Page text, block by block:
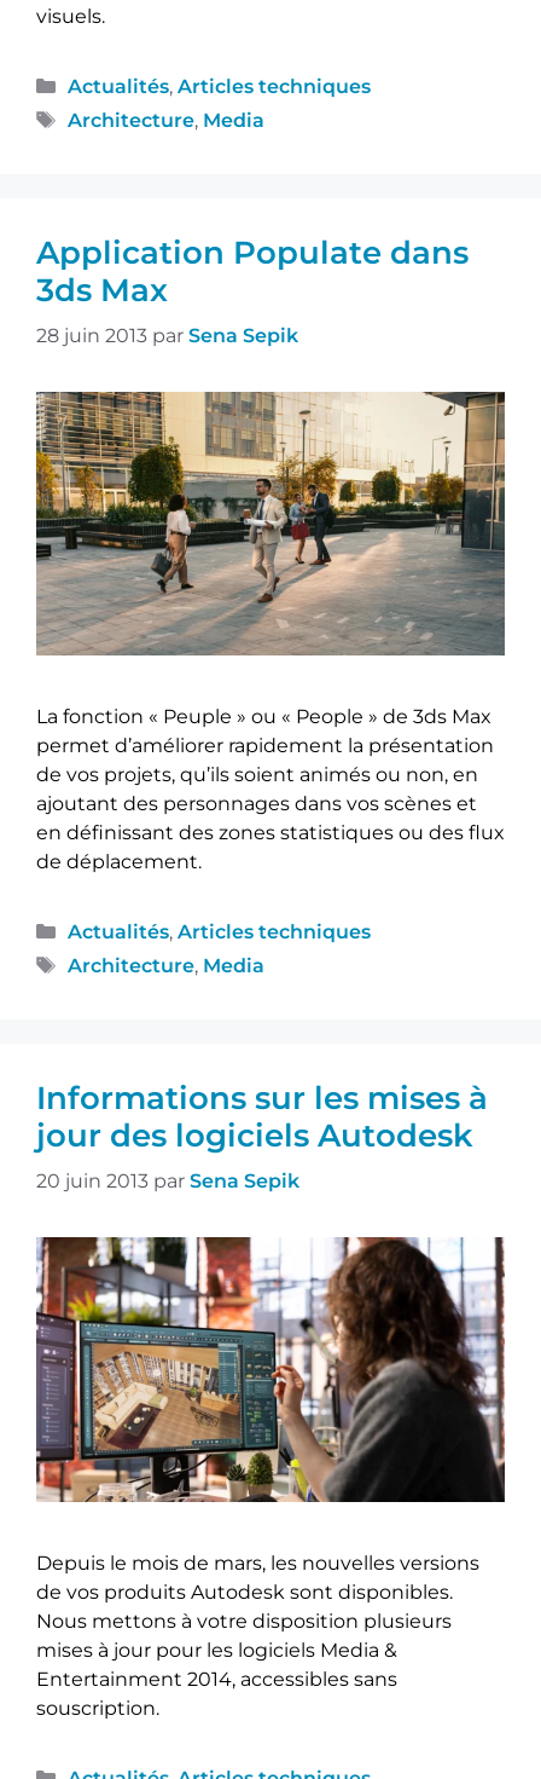
visuels.
Actualités, Articles techniques
Architecture, Media
Application Populate dans
3ds Max
28 juin 2013 par Sena Sepik
La fonction « Peuple » ou « People » de 3ds Max
permet d’améliorer rapidement la présentation
de vos projets, qu’ils soient animés ou non, en
ajoutant des personnages dans vos scènes et
en définissant des zones statistiques ou des flux
de déplacement.
Actualités, Articles techniques
Architecture, Media
Informations sur les mises à
jour des logiciels Autodesk
20 juin 2013 par Sena Sepik
Depuis le mois de mars, les nouvelles versions
de vos produits Autodesk sont disponibles.
Nous mettons à votre disposition plusieurs
mises à jour pour les logiciels Media &
Entertainment 2014, accessibles sans
souscription.